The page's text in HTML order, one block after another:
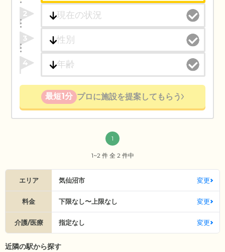
2
3
4
最短1分 プロに施設を提案してもらう
1
1~2 件 全 2 件中
エリア 気仙沼市 変更
料金 下限なし〜上限なし 変更
介護/医療 指定なし 変更
近隣の駅から探す